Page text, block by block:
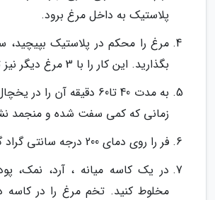
پلاستیک به داخل مرغ برود.
مرغ را محکم در پلاستیک
بگذارید. این کار را با 3 مرغ دیگر نیز تکرار کنید.
به مدت 40 تا60 دقیقه آن را
زمانی که کمی سفت شده و منجمد
فر را روی دمای 200 درجه سانتی گراد گرم کنید.
در یک کاسه میانه ، آرد، نمک،
مخلوط کنید. تخم مرغ را در کاسه